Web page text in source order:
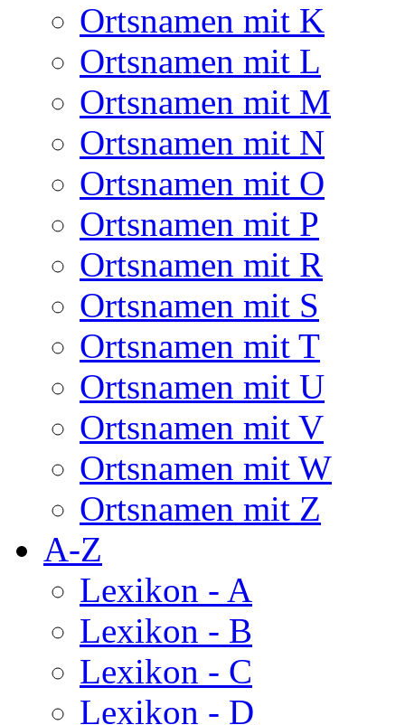
Ortsnamen mit K
Ortsnamen mit L
Ortsnamen mit M
Ortsnamen mit N
Ortsnamen mit O
Ortsnamen mit P
Ortsnamen mit R
Ortsnamen mit S
Ortsnamen mit T
Ortsnamen mit U
Ortsnamen mit V
Ortsnamen mit W
Ortsnamen mit Z
A-Z
Lexikon - A
Lexikon - B
Lexikon - C
Lexikon - D